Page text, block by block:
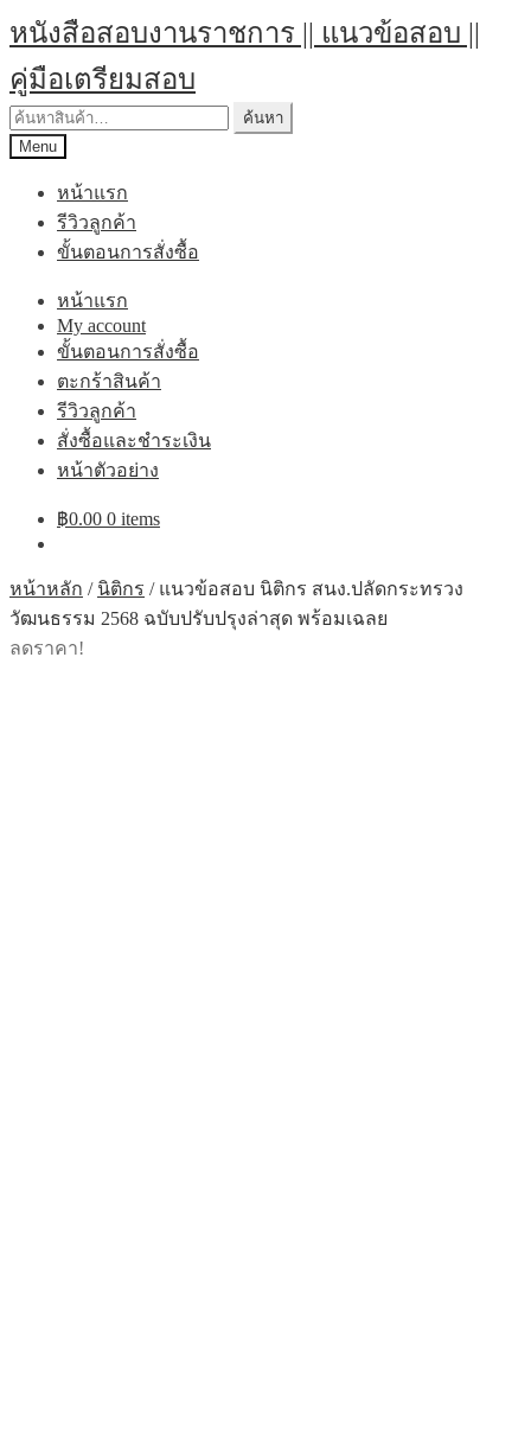
Skip
to
navigation
Skip
to
content
หนังสือสอบงานราชการ || แนวข้อสอบ ||
คู่มือเตรียมสอบ
ค้นหา:
ค้นหา
Menu
หน้าแรก
รีวิวลูกค้า
ขั้นตอนการสั่งซื้อ
หน้าแรก
My account
ขั้นตอนการสั่งซื้อ
ตะกร้าสินค้า
รีวิวลูกค้า
สั่งซื้อและชำระเงิน
หน้าตัวอย่าง
฿0.00 0 items
หน้าหลัก / นิติกร / แนวข้อสอบ นิติกร สนง.ปลัดกระทรวง
วัฒนธรรม 2568 ฉบับปรับปรุงล่าสุด พร้อมเฉลย
ลดราคา!